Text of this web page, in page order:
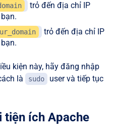
trỏ đến địa chỉ IP
trỏ đến địa chỉ IP
kiện này, hãy đăng nhập
là
sudo
user và tiếp tục
tiện ích Apache